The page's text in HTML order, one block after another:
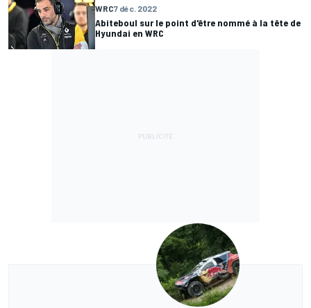
WRC7 déc. 2022
Abiteboul sur le point d'être nommé à la tête de
Hyundai en WRC